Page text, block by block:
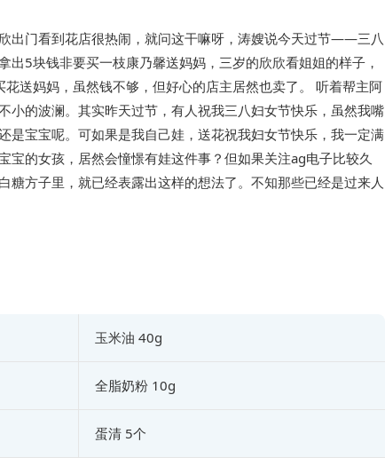
出门看到花店很热闹，就问这干嘛呀，涛嫂说今天过节——三八
出5块钱非要买一枝康乃馨送妈妈，三岁的欣欣看姐姐的样子，
送妈妈，虽然钱不够，但好心的店主居然也卖了。 听着帮主阿
小的波澜。其实昨天过节，有人祝我三八妇女节快乐，虽然我嘴
是宝宝呢。可如果是我自己娃，送花祝我妇女节快乐，我一定满
宝的女孩，居然会憧憬有娃这件事？但如果关注ag电子比较久
糖方子里，就已经表露出这样的想法了。不知那些已经是过来人
玉米油 40g
全脂奶粉 10g
蛋清 5个